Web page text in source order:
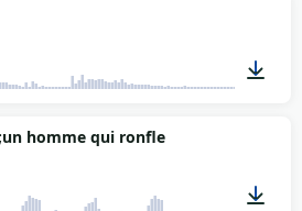
homme qui ronfle